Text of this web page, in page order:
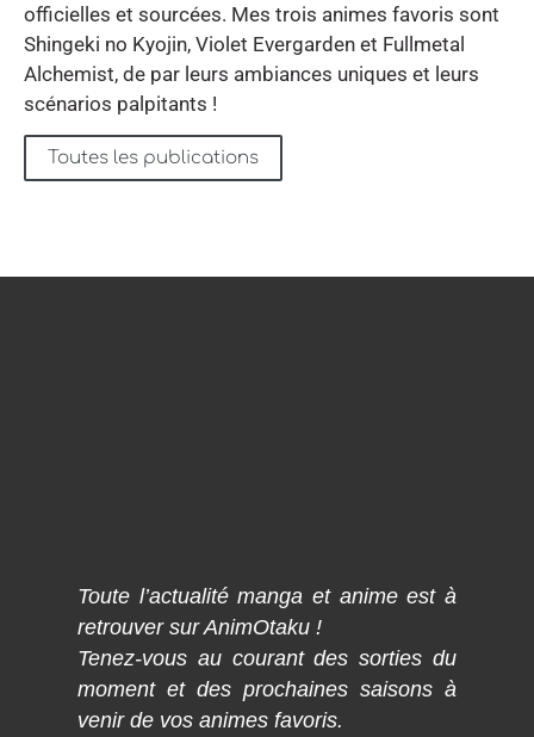
officielles et sourcées. Mes trois animes favoris sont
Shingeki no Kyojin, Violet Evergarden et Fullmetal
Alchemist, de par leurs ambiances uniques et leurs
scénarios palpitants !
Toutes les publications
Toute l’actualité manga et anime est à
retrouver sur AnimOtaku !
Tenez-vous au courant des sorties du
moment et des prochaines saisons à
venir de vos animes favoris.